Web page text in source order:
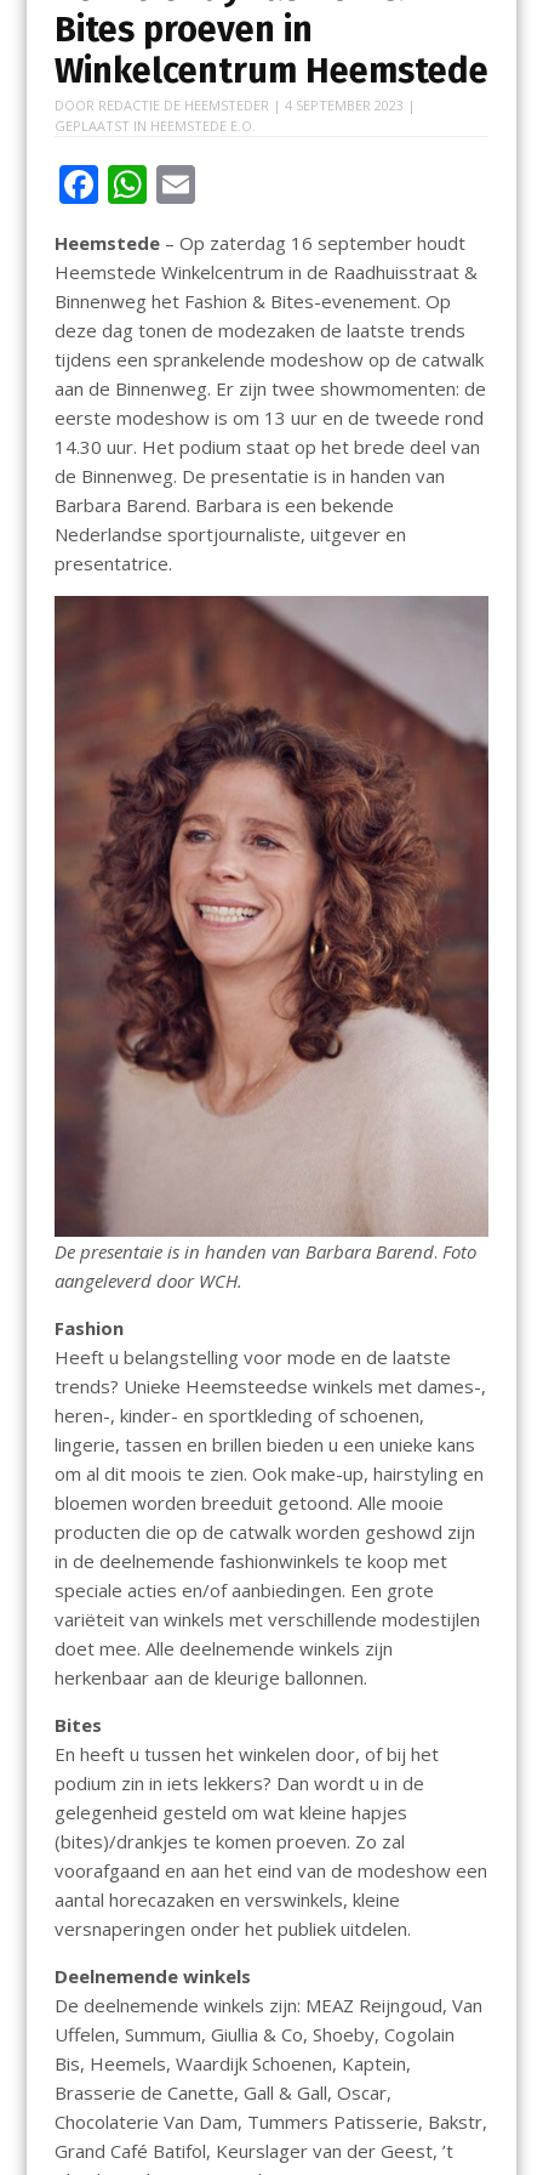
Bites proeven in
Winkelcentrum Heemstede
DOOR REDACTIE DE HEEMSTEDER | 4 SEPTEMBER 2023 |
GEPLAATST IN HEEMSTEDE E.O.
F
e
b
o
o
k
W
h
at
s
A
p
p
E
ai
l
Heemstede – Op zaterdag 16 september houdt
Heemstede Winkelcentrum in de Raadhuisstraat &
Binnenweg het Fashion & Bites-evenement. Op
deze dag tonen de modezaken de laatste trends
tijdens een sprankelende modeshow op de catwalk
aan de Binnenweg. Er zijn twee showmomenten: de
eerste modeshow is om 13 uur en de tweede rond
14.30 uur. Het podium staat op het brede deel van
de Binnenweg. De presentatie is in handen van
Barbara Barend. Barbara is een bekende
Nederlandse sportjournaliste, uitgever en
presentatrice.
De presentaie is in handen van Barbara Barend. Foto
aangeleverd door WCH.
Fashion
Heeft u belangstelling voor mode en de laatste
trends? Unieke Heemsteedse winkels met dames-,
heren-, kinder- en sportkleding of schoenen,
lingerie, tassen en brillen bieden u een unieke kans
om al dit moois te zien. Ook make-up, hairstyling en
bloemen worden breeduit getoond. Alle mooie
producten die op de catwalk worden geshowd zijn
in de deelnemende fashionwinkels te koop met
speciale acties en/of aanbiedingen. Een grote
variëteit van winkels met verschillende modestijlen
doet mee. Alle deelnemende winkels zijn
herkenbaar aan de kleurige ballonnen.
Bites
En heeft u tussen het winkelen door, of bij het
podium zin in iets lekkers? Dan wordt u in de
gelegenheid gesteld om wat kleine hapjes
(bites)/drankjes te komen proeven. Zo zal
voorafgaand en aan het eind van de modeshow een
aantal horecazaken en verswinkels, kleine
versnaperingen onder het publiek uitdelen.
Deelnemende winkels
De deelnemende winkels zijn: MEAZ Reijngoud, Van
Uffelen, Summum, Giullia & Co, Shoeby, Cogolain
Bis, Heemels, Waardijk Schoenen, Kaptein,
Brasserie de Canette, Gall & Gall, Oscar,
Chocolaterie Van Dam, Tummers Patisserie, Bakstr,
Grand Café Batifol, Keurslager van der Geest, ’t